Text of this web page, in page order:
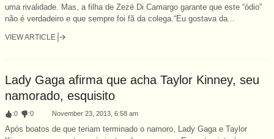
uma rivalidade. Mas, a filha de Zezé Di Camargo garante que este “ódio”
não é verdadeiro e que sempre foi fã da colega.“Eu gostava da...
VIEW ARTICLE
Lady Gaga afirma que acha Taylor Kinney, seu
namorado, esquisito
:0 :0 November 23, 2013, 6:58 am
Após boatos de que teriam terminado o namoro, Lady Gaga e Taylor